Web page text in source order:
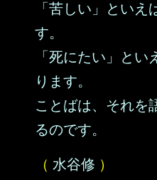
「苦しい」といえ
す。
「死にたい」と
ります。
ことばは、それを
るのです。
（ 水谷修 ）